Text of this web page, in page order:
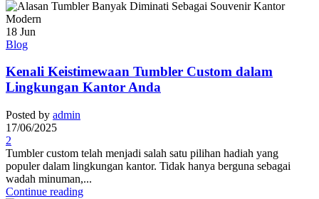
18 Jun
Blog
Kenali Keistimewaan Tumbler Custom dalam
Lingkungan Kantor Anda
Posted by admin
17/06/2025
2
Tumbler custom telah menjadi salah satu pilihan hadiah yang
populer dalam lingkungan kantor. Tidak hanya berguna sebagai
wadah minuman,...
Continue reading